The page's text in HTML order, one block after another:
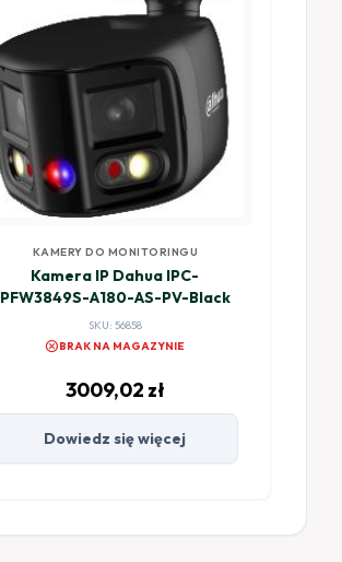
KAMERY DO MONITORINGU
Kamera IP Dahua IPC-
PFW3849S-A180-AS-PV-Black
SKU: 56858
cancelBRAK NA MAGAZYNIE
3009,02 zł
Dowiedz się więcej